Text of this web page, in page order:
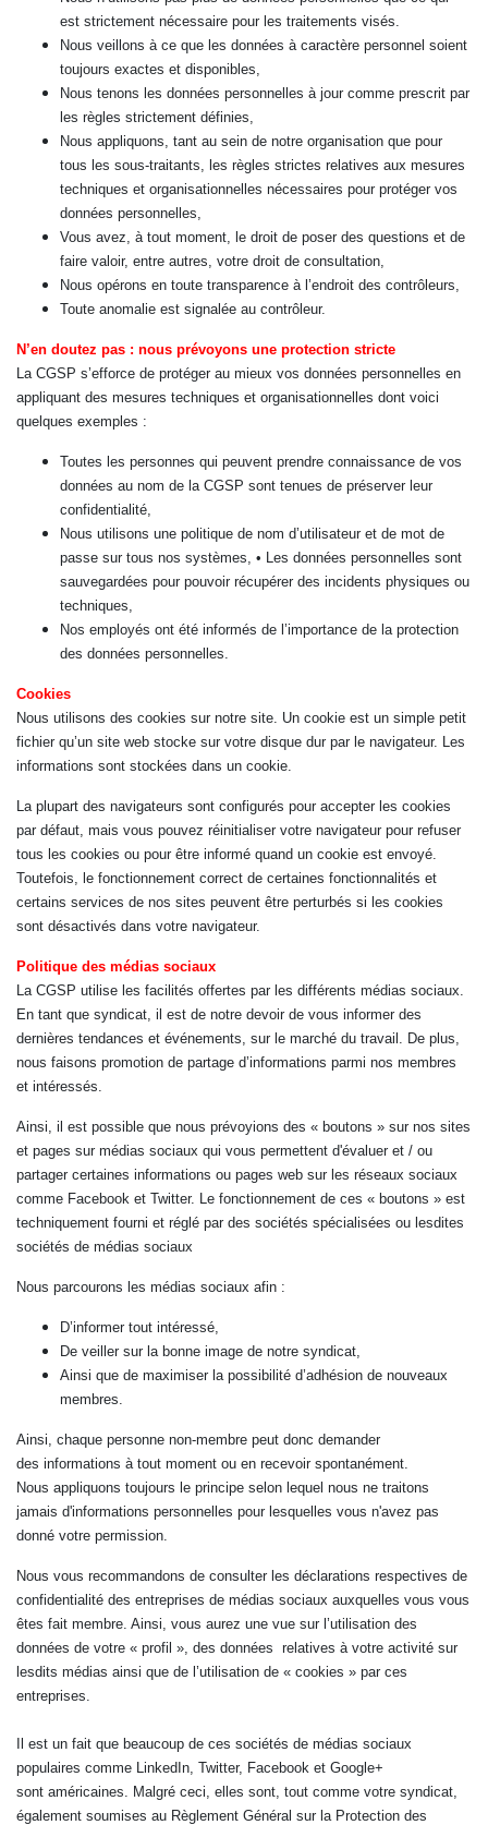
est strictement nécessaire pour les traitements visés.
Nous veillons à ce que les données à caractère personnel soient
toujours exactes et disponibles,
Nous tenons les données personnelles à jour comme prescrit par
les règles strictement définies,
Nous appliquons, tant au sein de notre organisation que pour
tous les sous-traitants, les règles strictes relatives aux mesures
techniques et organisationnelles nécessaires pour protéger vos
données personnelles,
Vous avez, à tout moment, le droit de poser des questions et de
faire valoir, entre autres, votre droit de consultation,
Nous opérons en toute transparence à l’endroit des contrôleurs,
Toute anomalie est signalée au contrôleur.
N’en doutez pas : nous prévoyons une protection stricte
La CGSP s’efforce de protéger au mieux vos données personnelles en
appliquant des mesures techniques et organisationnelles dont voici
quelques exemples :
Toutes les personnes qui peuvent prendre connaissance de vos
données au nom de la CGSP sont tenues de préserver leur
confidentialité,
Nous utilisons une politique de nom d’utilisateur et de mot de
passe sur tous nos systèmes, • Les données personnelles sont
sauvegardées pour pouvoir récupérer des incidents physiques ou
techniques,
Nos employés ont été informés de l’importance de la protection
des données personnelles.
Cookies
Nous utilisons des cookies sur notre site. Un cookie est un simple petit
fichier qu’un site web stocke sur votre disque dur par le navigateur. Les
informations sont stockées dans un cookie.
La plupart des navigateurs sont configurés pour accepter les cookies
par défaut, mais vous pouvez réinitialiser votre navigateur pour refuser
tous les cookies ou pour être informé quand un cookie est envoyé.
Toutefois, le fonctionnement correct de certaines fonctionnalités et
certains services de nos sites peuvent être perturbés si les cookies
sont désactivés dans votre navigateur.
Politique des médias sociaux
La CGSP utilise les facilités offertes par les différents médias sociaux.
En tant que syndicat, il est de notre devoir de vous informer des
dernières tendances et événements, sur le marché du travail. De plus,
nous faisons promotion de partage d’informations parmi nos membres
et intéressés.
Ainsi, il est possible que nous prévoyions des « boutons » sur nos sites
et pages sur médias sociaux qui vous permettent d'évaluer et / ou
partager certaines informations ou pages web sur les réseaux sociaux
comme Facebook et Twitter. Le fonctionnement de ces « boutons » est
techniquement fourni et réglé par des sociétés spécialisées ou lesdites
sociétés de médias sociaux
Nous parcourons les médias sociaux afin :
D’informer tout intéressé,
De veiller sur la bonne image de notre syndicat,
Ainsi que de maximiser la possibilité d’adhésion de nouveaux
membres.
Ainsi, chaque personne non-membre peut donc demander
des informations à tout moment ou en recevoir spontanément.
Nous appliquons toujours le principe selon lequel nous ne traitons
jamais d'informations personnelles pour lesquelles vous n'avez pas
donné votre permission.
Nous vous recommandons de consulter les déclarations respectives de
confidentialité des entreprises de médias sociaux auxquelles vous vous
êtes fait membre. Ainsi, vous aurez une vue sur l’utilisation des
données de votre « profil », des données relatives à votre activité sur
lesdits médias ainsi que de l’utilisation de « cookies » par ces
entreprises.
Il est un fait que beaucoup de ces sociétés de médias sociaux
populaires comme LinkedIn, Twitter, Facebook et Google+
sont américaines. Malgré ceci, elles sont, tout comme votre syndicat,
également soumises au Règlement Général sur la Protection des